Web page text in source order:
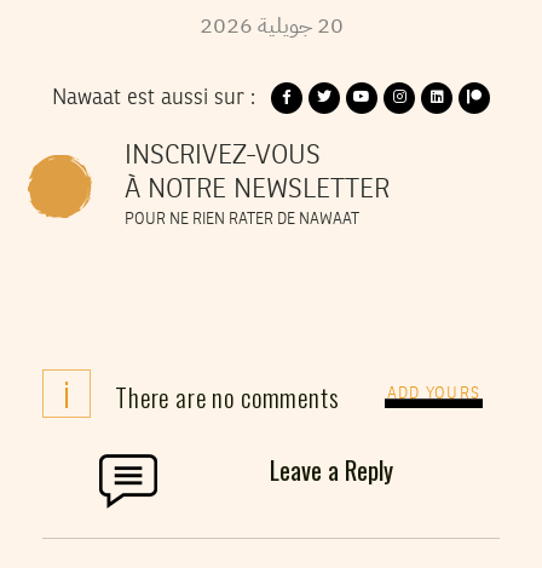
20 جويلية2026
Nawaat est aussi sur :
INSCRIVEZ-VOUS
À NOTRE NEWSLETTER
POUR NE RIEN RATER DE NAWAAT
i There are no comments ADD YOURS
Leave a Reply